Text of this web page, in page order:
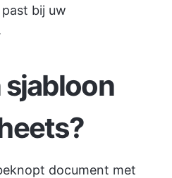
bij uw
sjabloon
document met